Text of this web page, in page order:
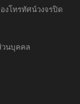
งโทรทัศน์วงจรปิด
วนบุคคล